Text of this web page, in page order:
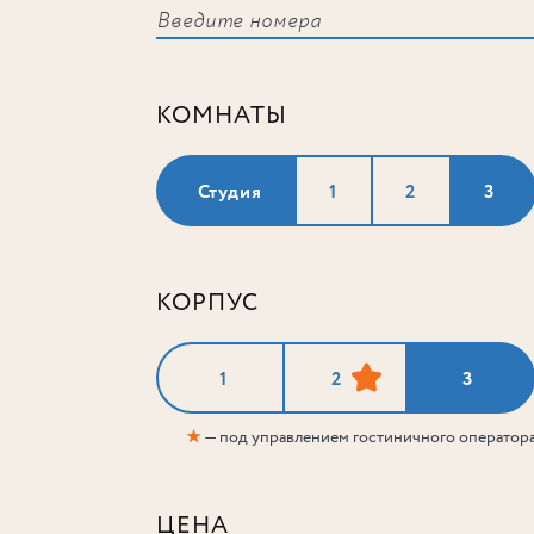
КОМНАТЫ
Студия 1 2 3
КОРПУС
1 2 3
★— под управлением гостиничного
ЦЕНА